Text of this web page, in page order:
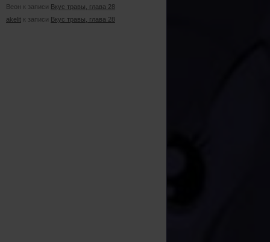
Веон к записи Вкус травы, глава 28
akelit к записи Вкус травы, глава 28